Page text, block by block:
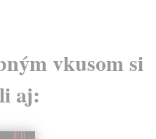
vkusom si
aj: